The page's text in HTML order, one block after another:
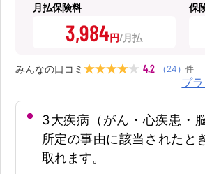
月払保険料
3,984円
保
みんなの口コミ 4.2 （ 24 ） 件
プ
3大疾病（がん・心疾患・
所定の事由に該当されたと
取れます。